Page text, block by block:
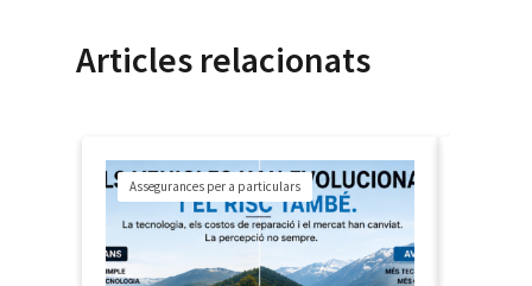
Articles relacionats
Assegurances per a particulars